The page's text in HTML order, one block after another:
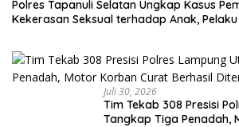
Polres Tapanuli Selatan Ungkap Kasus
Kekerasan Seksual terhadap Anak,
Juli 30, 2026
Tim Tekab 308 Presisi
Tangkap Tiga Penadah,